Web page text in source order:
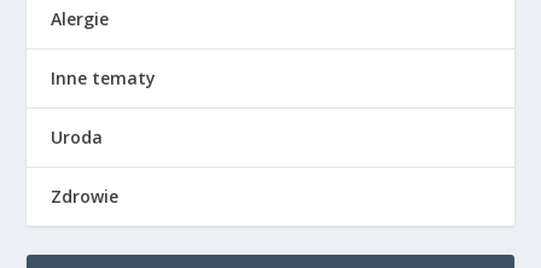
Alergie
Inne tematy
Uroda
Zdrowie